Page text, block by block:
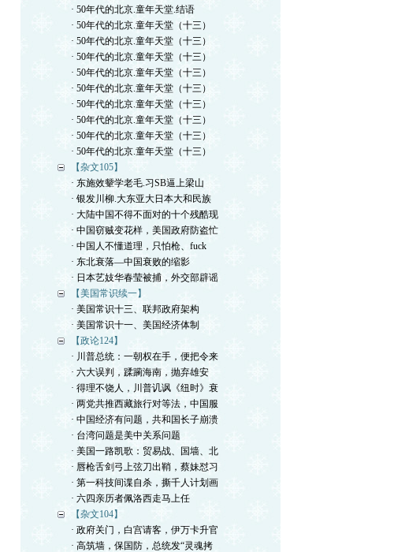
· 50年代的北京.童年天堂.结语
· 50年代的北京.童年天堂（十三）
· 50年代的北京.童年天堂（十三）
· 50年代的北京.童年天堂（十三）
· 50年代的北京.童年天堂（十三）
· 50年代的北京.童年天堂（十三）
· 50年代的北京.童年天堂（十三）
· 50年代的北京.童年天堂（十三）
· 50年代的北京.童年天堂（十三）
· 50年代的北京.童年天堂（十三）
【杂文105】
· 东施效颦学老毛.习SB逼上梁山
· 银发川柳.大东亚大日本大和民族
· 大陆中国不得不面对的十个残酷现
· 中国窃贼变花样，美国政府防盗忙
· 中国人不懂道理，只怕枪、fuck
· 东北衰落—中国衰败的缩影
· 日本艺妓华春莹被捕，外交部辟谣
【美国常识续一】
· 美国常识十三、联邦政府架构
· 美国常识十一、美国经济体制
【政论124】
· 川普总统：一朝权在手，便把令来
· 六大误判，蹂躏海南，抛弃雄安
· 得理不饶人，川普讥讽《纽时》衰
· 两党共推西藏旅行对等法，中国服
· 中国经济有问题，共和国长子崩溃
· 台湾问题是美中关系问题
· 美国一路凯歌：贸易战、国墙、北
· 唇枪舌剑弓上弦刀出鞘，蔡妹怼习
· 第一科技间谍自杀，撕千人计划画
· 六四亲历者佩洛西走马上任
【杂文104】
· 政府关门，白宫请客，伊万卡升官
· 高筑墙，保国防，总统发“灵魂拷